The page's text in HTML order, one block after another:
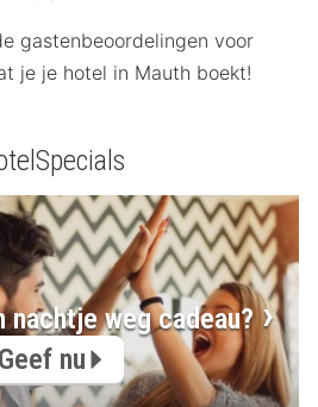
gastenbeoordelingen voor
je je hotel in Mauth boekt!
nachtje weg cadeau?
Geef nu